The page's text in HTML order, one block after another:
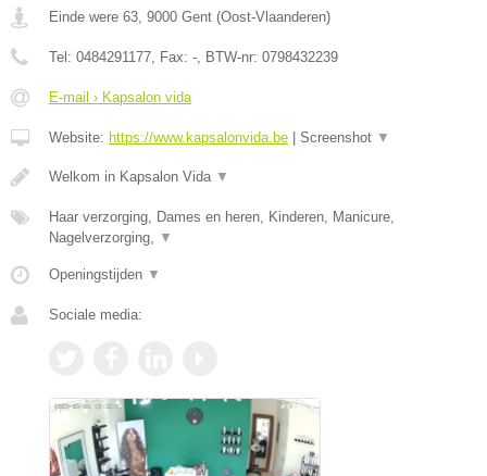
Einde were 63 9000 Gent (Oost-Vlaanderen)
Tel: 0484291177 , Fax: - , BTW-nr: 0798432239
E-mail › Kapsalon vida
Website: https://www.kapsalonvida.be | Screenshot ▼
Welkom in Kapsalon Vida ▼
Haar verzorging, Dames en heren, Kinderen, Manicure,
Nagelverzorging,
▼
Openingstijden ▼
Sociale media: